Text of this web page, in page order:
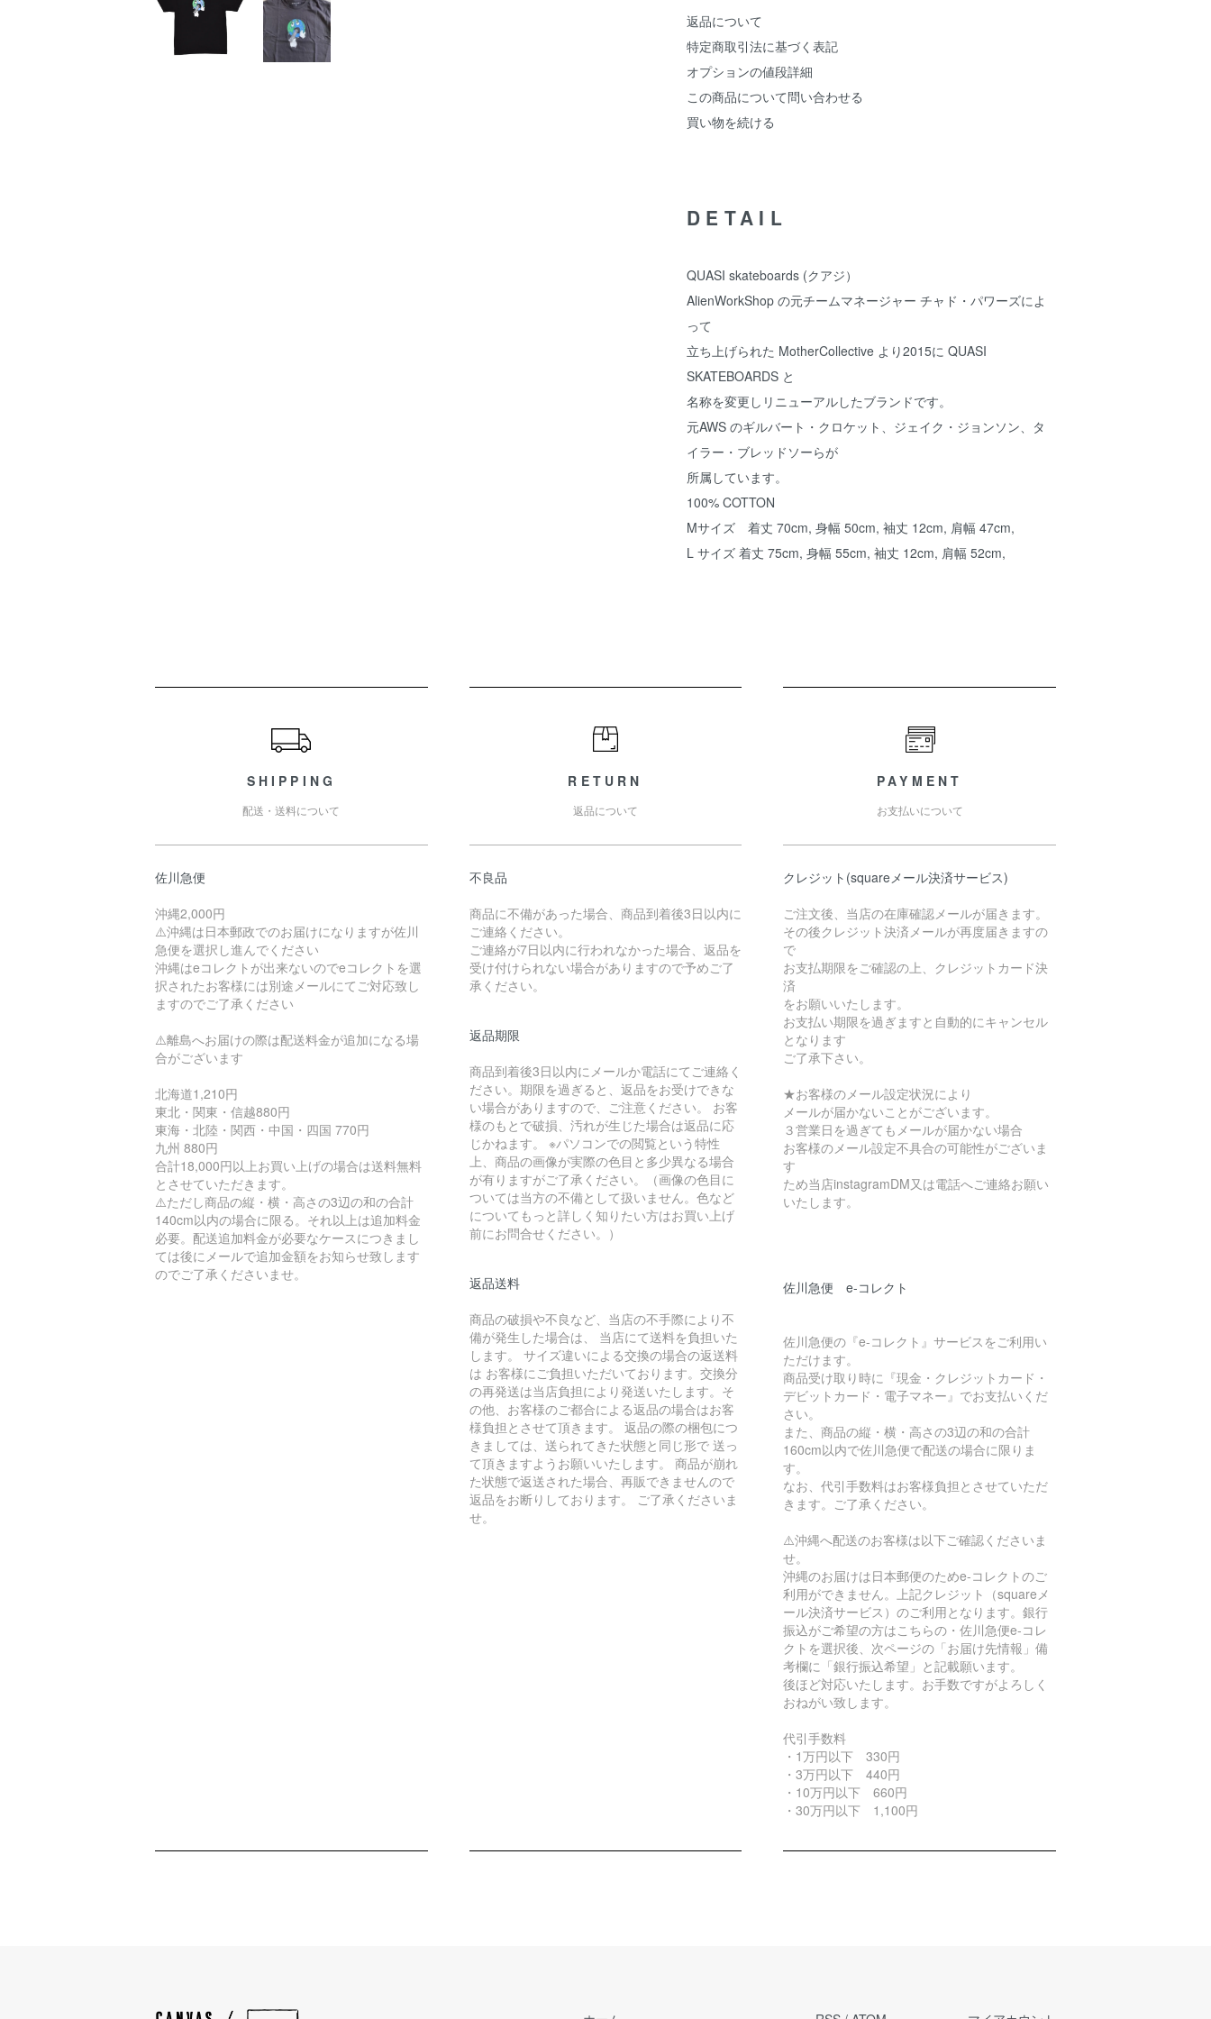
返品について
特定商取引法に基づく表記
オプションの値段詳細
この商品について問い合わせる
買い物を続ける
DETAIL
QUASI skateboards (クアジ）
AlienWorkShop の元チームマネージャー チャド・パワーズによ
って
立ち上げられた MotherCollective より2015に QUASI
SKATEBOARDS と
名称を変更しリニューアルしたブランドです。
元AWS のギルバート・クロケット、ジェイク・ジョンソン、タ
イラー・ブレッドソーらが
所属しています。
100% COTTON
Mサイズ 着丈 70cm, 身幅 50cm, 袖丈 12cm, 肩幅 47cm,
L サイズ 着丈 75cm, 身幅 55cm, 袖丈 12cm, 肩幅 52cm,
SHIPPING
配送・送料について
佐川急便
沖縄2,000円
⚠️沖縄は日本郵政でのお届けになりますが佐川
急便を選択し進んでください
沖縄はeコレクトが出来ないのでeコレクトを選
択されたお客様には別途メールにてご対応致し
ますのでご了承ください
⚠️離島へお届けの際は配送料金が追加になる場
合がございます
北海道1,210円
東北・関東・信越880円
東海・北陸・関西・中国・四国 770円
九州 880円
合計18,000円以上お買い上げの場合は送料無料
とさせていただきます。
⚠️ただし商品の縦・横・高さの3辺の和の合計
140cm以内の場合に限る。それ以上は追加料金
必要。配送追加料金が必要なケースにつきまし
ては後にメールで追加金額をお知らせ致します
のでご了承くださいませ。
RETURN
返品について
不良品
商品に不備があった場合、商品到着後3日以内に
ご連絡ください。
ご連絡が7日以内に行われなかった場合、返品を
受け付けられない場合がありますので予めご了
承ください。
返品期限
商品到着後3日以内にメールか電話にてご連絡く
ださい。期限を過ぎると、返品をお受けできな
い場合がありますので、ご注意ください。 お客
様のもとで破損、汚れが生じた場合は返品に応
じかねます。 ※パソコンでの閲覧という特性
上、商品の画像が実際の色目と多少異なる場合
が有りますがご了承ください。（画像の色目に
ついては当方の不備として扱いません。色など
についてもっと詳しく知りたい方はお買い上げ
前にお問合せください。）
返品送料
商品の破損や不良など、当店の不手際により不
備が発生した場合は、 当店にて送料を負担いた
します。 サイズ違いによる交換の場合の返送料
は お客様にご負担いただいております。交換分
の再発送は当店負担により発送いたします。そ
の他、お客様のご都合による返品の場合はお客
様負担とさせて頂きます。 返品の際の梱包につ
きましては、送られてきた状態と同じ形で 送っ
て頂きますようお願いいたします。 商品が崩れ
た状態で返送された場合、再販できませんので
返品をお断りしております。 ご了承くださいま
せ。
PAYMENT
お支払いについて
クレジット(squareメール決済サービス)
ご注文後、当店の在庫確認メールが届きます。
その後クレジット決済メールが再度届きますの
で
お支払期限をご確認の上、クレジットカード決
済
をお願いいたします。
お支払い期限を過ぎますと自動的にキャンセル
となります
ご了承下さい。
★お客様のメール設定状況により
メールが届かないことがございます。
３営業日を過ぎてもメールが届かない場合
お客様のメール設定不具合の可能性がございま
す
ため当店instagramDM又は電話へご連絡お願い
いたします。
佐川急便 e-コレクト
佐川急便の『e-コレクト』サービスをご利用い
ただけます。
商品受け取り時に『現金・クレジットカード・
デビットカード・電子マネー』でお支払いくだ
さい。
また、商品の縦・横・高さの3辺の和の合計
160cm以内で佐川急便で配送の場合に限りま
す。
なお、代引手数料はお客様負担とさせていただ
きます。ご了承ください。
⚠️沖縄へ配送のお客様は以下ご確認くださいま
せ。
沖縄のお届けは日本郵便のためe-コレクトのご
利用ができません。上記クレジット（squareメ
ール決済サービス）のご利用となります。銀行
振込がご希望の方はこちらの・佐川急便e-コレ
クトを選択後、次ページの「お届け先情報」備
考欄に「銀行振込希望」と記載願います。
後ほど対応いたします。お手数ですがよろしく
おねがい致します。
代引手数料
・1万円以下 330円
・3万円以下 440円
・10万円以下 660円
・30万円以下 1,100円